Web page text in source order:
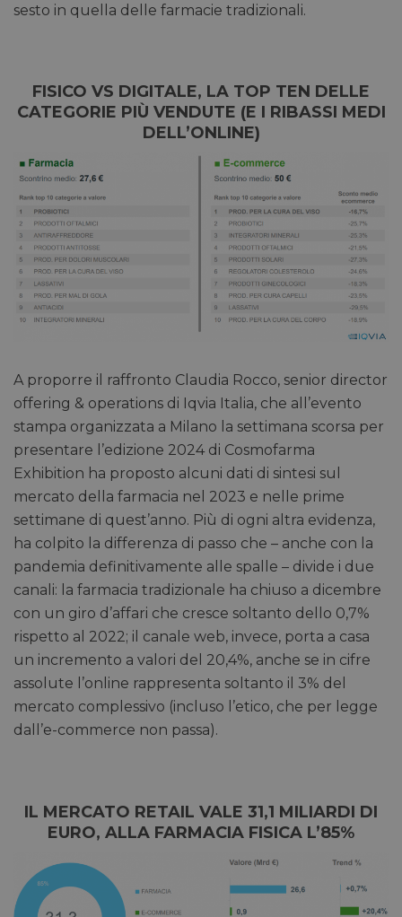
sesto in quella delle farmacie tradizionali.
FISICO VS DIGITALE, LA TOP TEN DELLE
CATEGORIE PIÙ VENDUTE (E I RIBASSI MEDI
DELL’ONLINE)
A proporre il raffronto Claudia Rocco, senior director
offering & operations di Iqvia Italia, che all’evento
stampa organizzata a Milano la settimana scorsa per
presentare l’edizione 2024 di Cosmofarma
Exhibition ha proposto alcuni dati di sintesi sul
mercato della farmacia nel 2023 e nelle prime
settimane di quest’anno. Più di ogni altra evidenza,
ha colpito la differenza di passo che – anche con la
pandemia definitivamente alle spalle – divide i due
canali: la farmacia tradizionale ha chiuso a dicembre
con un giro d’affari che cresce soltanto dello 0,7%
rispetto al 2022; il canale web, invece, porta a casa
un incremento a valori del 20,4%, anche se in cifre
assolute l’online rappresenta soltanto il 3% del
mercato complessivo (incluso l’etico, che per legge
dall’e-commerce non passa).
IL MERCATO RETAIL VALE 31,1 MILIARDI DI
EURO, ALLA FARMACIA FISICA L’85%